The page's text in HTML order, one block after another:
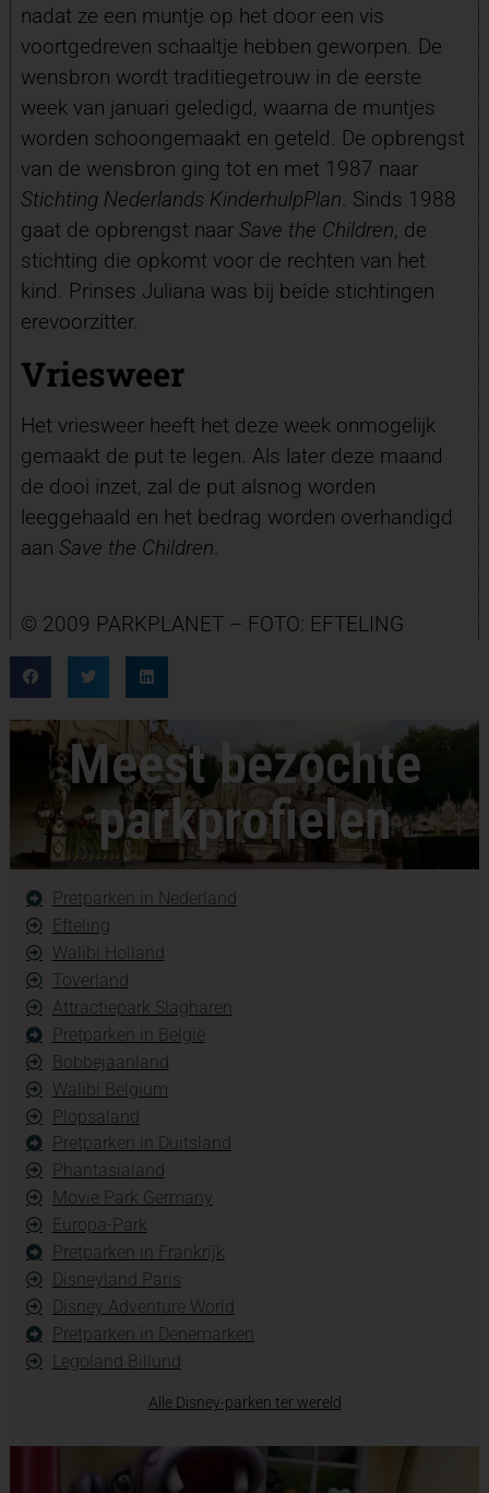
nadat ze een muntje op het door een vis
voortgedreven schaaltje hebben geworpen. De
wensbron wordt traditiegetrouw in de eerste
week van januari geledigd, waarna de muntjes
worden schoongemaakt en geteld. De opbrengst
van de wensbron ging tot en met 1987 naar
Stichting Nederlands KinderhulpPlan. Sinds 1988
gaat de opbrengst naar Save the Children, de
stichting die opkomt voor de rechten van het
kind. Prinses Juliana was bij beide stichtingen
erevoorzitter.
Vriesweer
Het vriesweer heeft het deze week onmogelijk
gemaakt de put te legen. Als later deze maand
de dooi inzet, zal de put alsnog worden
leeggehaald en het bedrag worden overhandigd
aan Save the Children.
© 2009 PARKPLANET – FOTO: EFTELING
Meest bezochte
parkprofielen
Pretparken in Nederland
Efteling
Walibi Holland
Toverland
Attractiepark Slagharen
Pretparken in België
Bobbejaanland
Walibi Belgium
Plopsaland
Pretparken in Duitsland
Phantasialand
Movie Park Germany
Europa-Park
Pretparken in Frankrijk
Disneyland Paris
Disney Adventure World
Pretparken in Denemarken
Legoland Billund
Alle Disney-parken ter wereld